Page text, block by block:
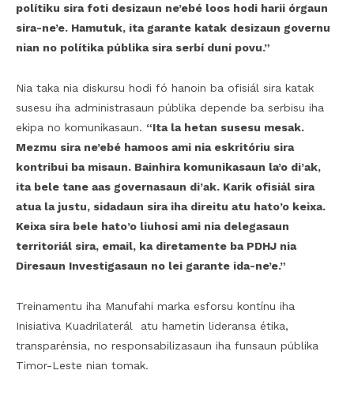
polítiku sira foti desizaun ne’ebé loos hodi harii órgaun
sira-ne’e. Hamutuk, ita garante katak desizaun governu
nian no polítika públika sira serbí duni povu.”
Nia taka nia diskursu hodi fó hanoin ba ofisiál sira katak
susesu iha administrasaun públika depende ba serbisu iha
ekipa no komunikasaun. “Ita la hetan susesu mesak.
Mezmu sira ne’ebé hamoos ami nia eskritóriu sira
kontribui ba misaun. Bainhira komunikasaun la’o di’ak,
ita bele tane aas governasaun di’ak. Karik ofisiál sira
atua la justu, sidadaun sira iha direitu atu hato’o keixa.
Keixa sira bele hato’o liuhosi ami nia delegasaun
territoriál sira, email, ka diretamente ba PDHJ nia
Diresaun Investigasaun no lei garante ida-ne’e.”
Treinamentu iha Manufahi marka esforsu kontínu iha
Inisiativa Kuadrilaterál atu hametin lideransa étika,
transparénsia, no responsabilizasaun iha funsaun públika
Timor-Leste nian tomak.